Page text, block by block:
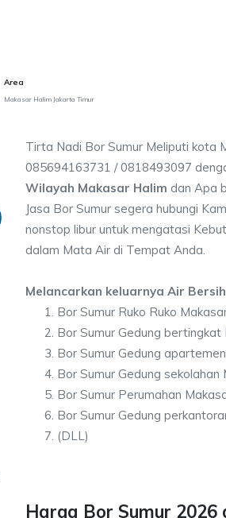
Area
Makasar Halim Jakarta Timur
Tirta Nadi Bor Sumur Meliputi kota
085694163731 / 0818493097
Wilayah Makasar Halim dan Apa
Jasa Bor Sumur segera hubungi
nonstop libur untuk mengatasi
dalam Mata Air di Tempat Anda.
Melancarkan keluarnya Air
Bor Sumur Ruko Ruko
Bor Sumur Gedung bertingkat
Bor Sumur Gedung
Bor Sumur Gedung sekolahan
Bor Sumur Perumahan
Bor Sumur Gedung
(DLL)
Harga Bor Sumur